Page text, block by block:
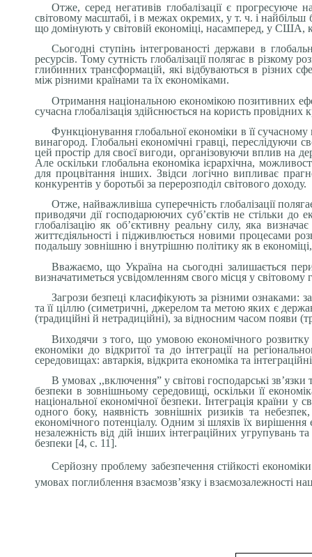
Отже, серед негативів глобалізації є
світовому масштабі, і в межах окремих, у т. ч. і
що домінують у світовій економіці, насамперед, у США,
Сьогодні ступінь інтегрованості держави в
ресурсів. Тому сутність глобалізації полягає в різкому
глибинних трансформацій, які відбуваються в різних
між різними країнами та їх економіками.
Отримання національною економікою позитивних
сучасна глобалізація здійснюється на користь провідних
Функціонування глобальної економіки в її
винагород. Глобальні економічні гравці, переслідуючи
цей простір для своєї вигоди, організовуючи вплив на
Але оскільки глобальна економіка ієрархічна,
для процвітання інших. Звідси логічно випливає
конкурентів у боротьбі за перерозподіл світового доходу.
Отже, найважливіша суперечність глобалізації
приводячи дії господарюючих суб’єктів не стільки до
глобалізацію як об’єктивну реальну силу, яка
життєдіяльності і підживлюється новими процесами
подальшу зовнішню і внутрішню політику як в економіці,
Вважаємо, що Україна на сьогодні залишається
визначатиметься усвідомленням свого місця у світовому
Загрози безпеці класифікують за різними ознаками:
та її ціллю (симетричні, джерелом та метою яких є
(традиційні й нетрадиційні), за відносним часом появи
Виходячи з того, що умовою економічного розвитку
економіки до відкритої та до інтеграції на
середовищах: автаркія, відкрита економіка та
В умовах ,,включення” у світові господарські
безпеки в зовнішньому середовищі, оскільки її
націо­нальної економічної безпеки. Інтеграція країни у
одного боку, наявність зовнішніх ризиків та
економічного потенціалу. Одним зі шляхів їх вирішення
незалежність від дій інших інтеграційних угрупувань
безпеки [4, с. 11].
Серйозну проблему забезпечення стійкості
умовах поглиблення взаємозв’язку і взаємозалежності